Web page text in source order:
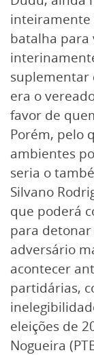
inteiramente
batalha para
suplementar
era o
favor de
Porém, pelo
ambientes
seria o
Silvano
que poderá
para
adversário
acontecer
partidárias,
eleições de
Nogueira